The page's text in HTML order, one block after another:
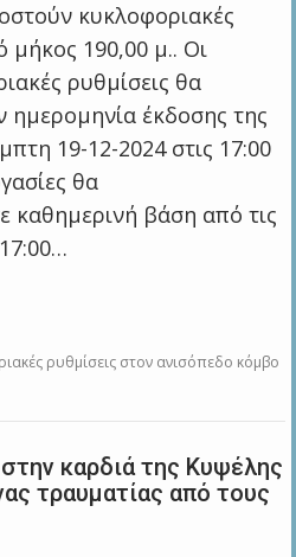
κυκλοφοριακές
μήκος 190,00 μ.. Οι
ρυθμίσεις θα
έκδοσης της
19-12-2024 στις 17:00
θα
καθημερινή βάση από τις
ρυθμίσεις στον ανισόπεδο κόμβο
καρδιά της Κυψέλης
τραυματίας από τους